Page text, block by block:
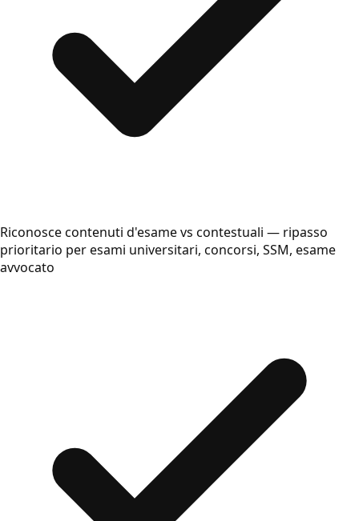
Riconosce contenuti d'esame vs contestuali — ripasso
prioritario per esami universitari, concorsi, SSM, esame
avvocato